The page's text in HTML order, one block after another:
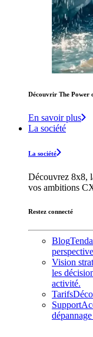
Découvrir The Power
En savoir plus
La société
La société
Découvrez 8x8,
vos ambitions
Restez connecté
Blog
Vision
les
activité.
Tarifs
Support